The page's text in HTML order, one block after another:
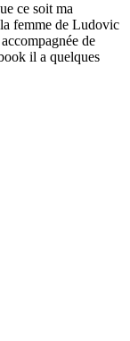
ce soit ma
femme de Ludovic
de
il a quelques